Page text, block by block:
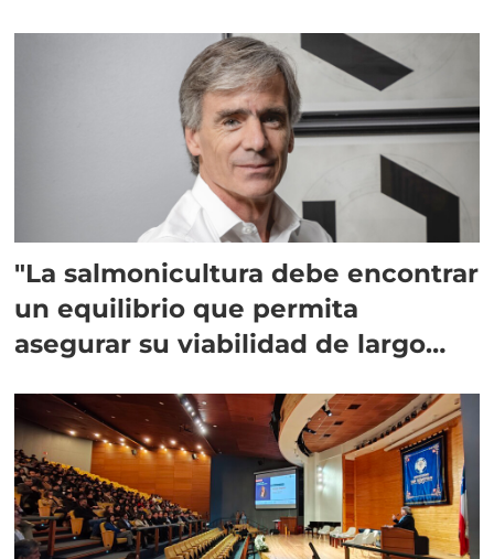
"La salmonicultura debe encontrar
un equilibrio que permita
asegurar su viabilidad de largo